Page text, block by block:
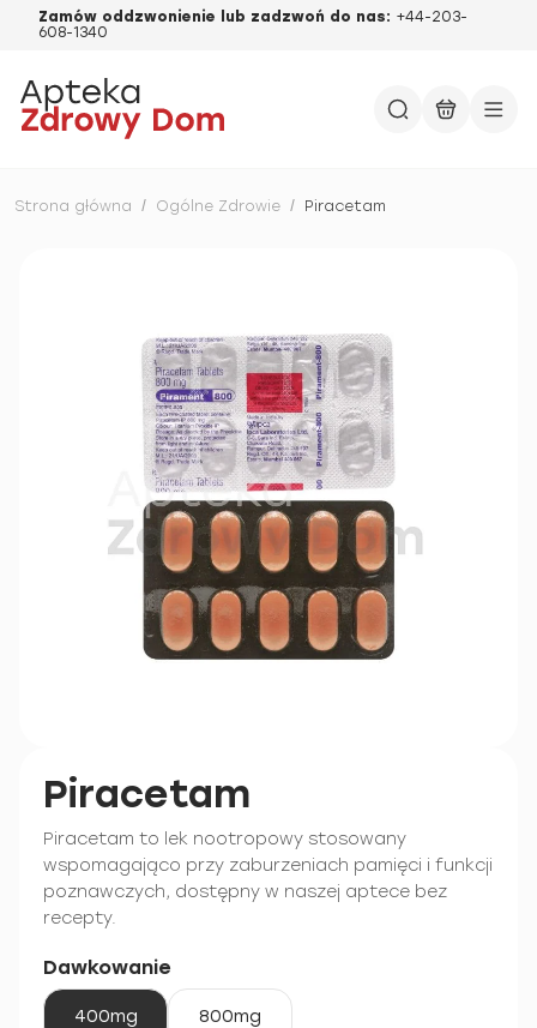
Zamów oddzwonienie lub zadzwoń do nas: +44-203-
608-1340
Strona główna / Ogólne Zdrowie / Piracetam
Piracetam
Piracetam to lek nootropowy stosowany
wspomagająco przy zaburzeniach pamięci i funkcji
poznawczych, dostępny w naszej aptece bez
recepty.
Dawkowanie
400mg 800mg